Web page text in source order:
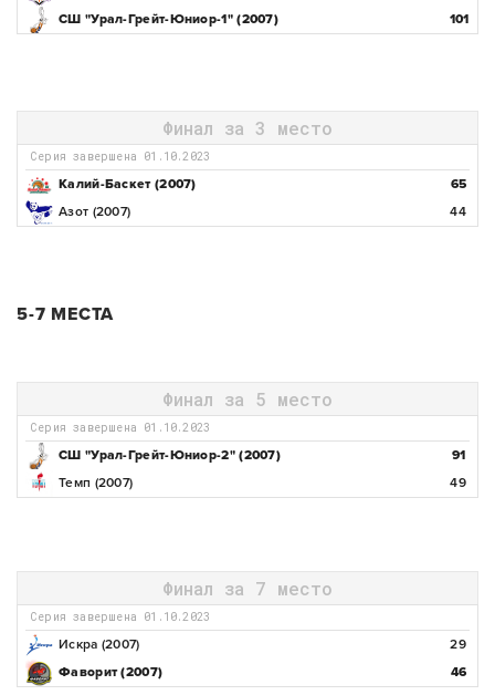
СШ "Урал-Грейт-Юниор-1" (2007)
101
Финал за 3 место
Серия завершена 01.10.2023
Калий-Баскет (2007)
65
Азот (2007)
44
5-7 МЕСТА
Финал за 5 место
Серия завершена 01.10.2023
СШ "Урал-Грейт-Юниор-2" (2007)
91
Темп (2007)
49
Финал за 7 место
Серия завершена 01.10.2023
Искра (2007)
29
Фаворит (2007)
46